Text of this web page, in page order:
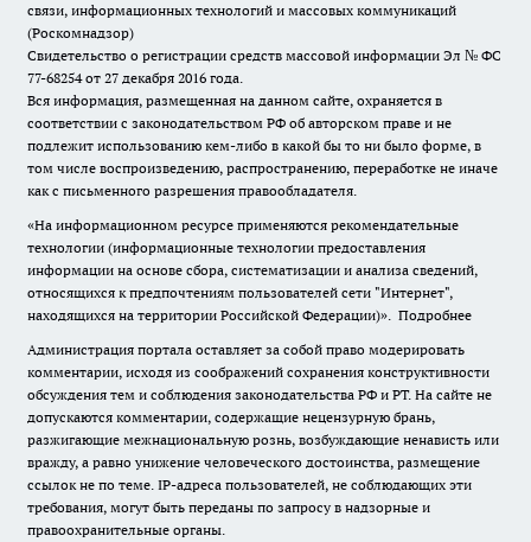
связи, информационных технологий и массовых коммуникаций
(Роскомнадзор)
Свидетельство о регистрации средств массовой информации Эл № ФС
77-68254 от 27 декабря 2016 года.
Вся информация, размещенная на данном сайте, охраняется в
соответствии с законодательством РФ об авторском праве и не
подлежит использованию кем-либо в какой бы то ни было форме, в
том числе воспроизведению, распространению, переработке не иначе
как с письменного разрешения правообладателя.
«На информационном ресурсе применяются рекомендательные
технологии (информационные технологии предоставления
информации на основе сбора, систематизации и анализа сведений,
относящихся к предпочтениям пользователей сети "Интернет",
находящихся на территории Российской Федерации)». Подробнее
Администрация портала оставляет за собой право модерировать
комментарии, исходя из соображений сохранения конструктивности
обсуждения тем и соблюдения законодательства РФ и РТ. На сайте не
допускаются комментарии, содержащие нецензурную брань,
разжигающие межнациональную рознь, возбуждающие ненависть или
вражду, а равно унижение человеческого достоинства, размещение
ссылок не по теме. IP-адреса пользователей, не соблюдающих эти
требования, могут быть переданы по запросу в надзорные и
правоохранительные органы.